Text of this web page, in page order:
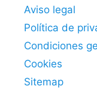
Aviso legal
Política de
Condiciones
Cookies
Sitemap